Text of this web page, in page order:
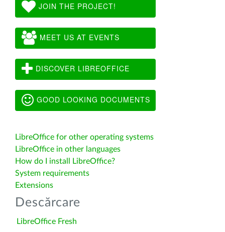
JOIN THE PROJECT!
MEET US AT EVENTS
DISCOVER LIBREOFFICE
GOOD LOOKING DOCUMENTS
LibreOffice for other operating systems
LibreOffice in other languages
How do I install LibreOffice?
System requirements
Extensions
Descărcare
LibreOffice Fresh